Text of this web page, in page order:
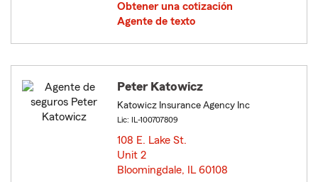
Obtener una cotización
Agente de texto
Peter Katowicz
Katowicz Insurance Agency Inc
Lic: IL-100707809
108 E. Lake St.
Unit 2
Bloomingdale, IL 60108